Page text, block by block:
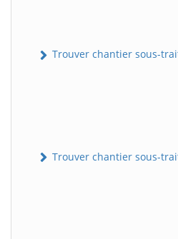
Trouver chantier sous-
Trouver chantier sous-